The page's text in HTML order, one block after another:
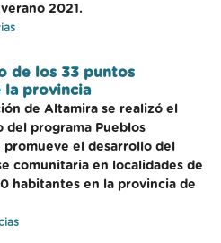
2021.
de los 33 puntos
la provincia
de Altamira se realizó el
del programa Pueblos
promueve el desarrollo del
comunitaria en localidades de
habitantes en la provincia de